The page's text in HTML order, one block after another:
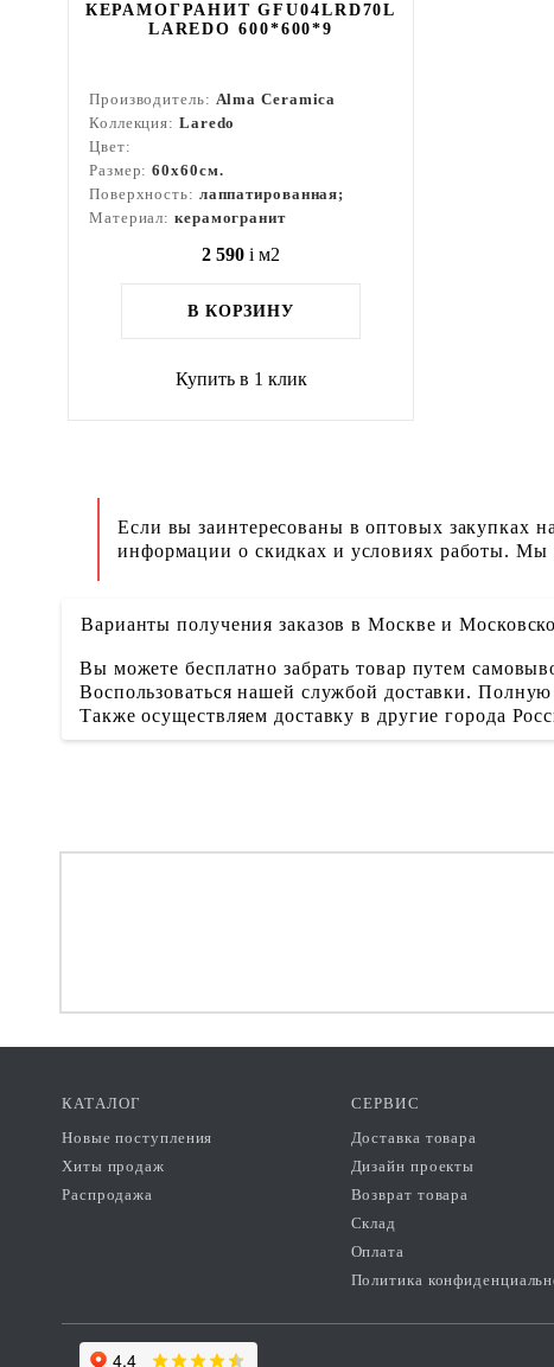
КЕРАМОГРАНИТ GFU04LRD70L
LAREDO 600*600*9
Производитель: Alma Ceramica
Коллекция: Laredo
Цвет:
Размер:60x60см.
Поверхность: лаппатированная;
Материал: керамогранит
2 590 i м2
В КОРЗИНУ
Купить в 1 клик
Если вы заинтересованы в оптовых закупках
информации о скидках и условиях работы. Мы
Варианты получения заказов в Москве и
Вы можете бесплатно забрать товар путем
Воспользоваться нашей службой доставки.
Также осуществляем доставку в другие города
КАТАЛОГ
Новые поступления
Хиты продаж
Распродажа
СЕРВИС
Доставка товара
Дизайн проекты
Возврат товара
Склад
Оплата
Политика